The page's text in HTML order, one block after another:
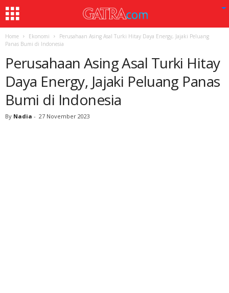
Home Ekonomi
Perusahaan Asing Asal Turki Hitay Daya Energy, Jajaki Peluang
Panas Bumi di Indonesia
Perusahaan Asing Asal Turki Hitay
Daya Energy, Jajaki Peluang Panas
Bumi di Indonesia
By Nadia - 27 November 2023